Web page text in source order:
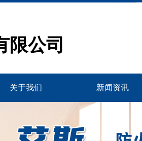
限公司
关于我们 新闻资讯